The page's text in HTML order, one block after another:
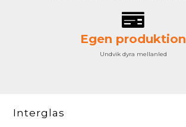
Egen produktion
Undvik dyra mellanled
Interglas